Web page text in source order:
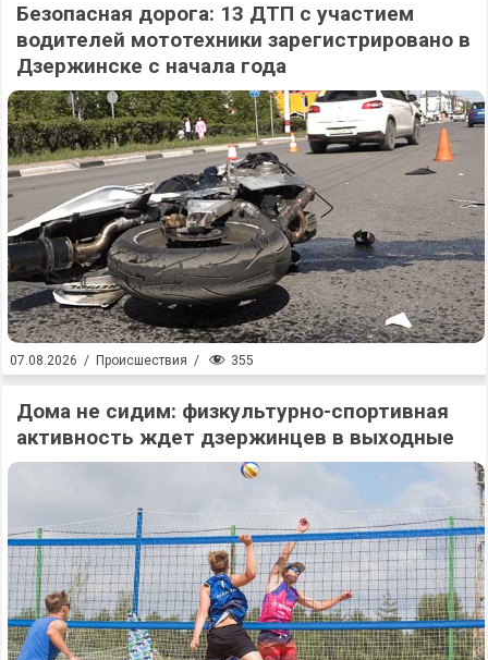
Безопасная дорога: 13 ДТП с участием
водителей мототехники зарегистрировано в
Дзержинске с начала года
07.08.2026 / Происшествия / 355
Дома не сидим: физкультурно-спортивная
активность ждет дзержинцев в выходные